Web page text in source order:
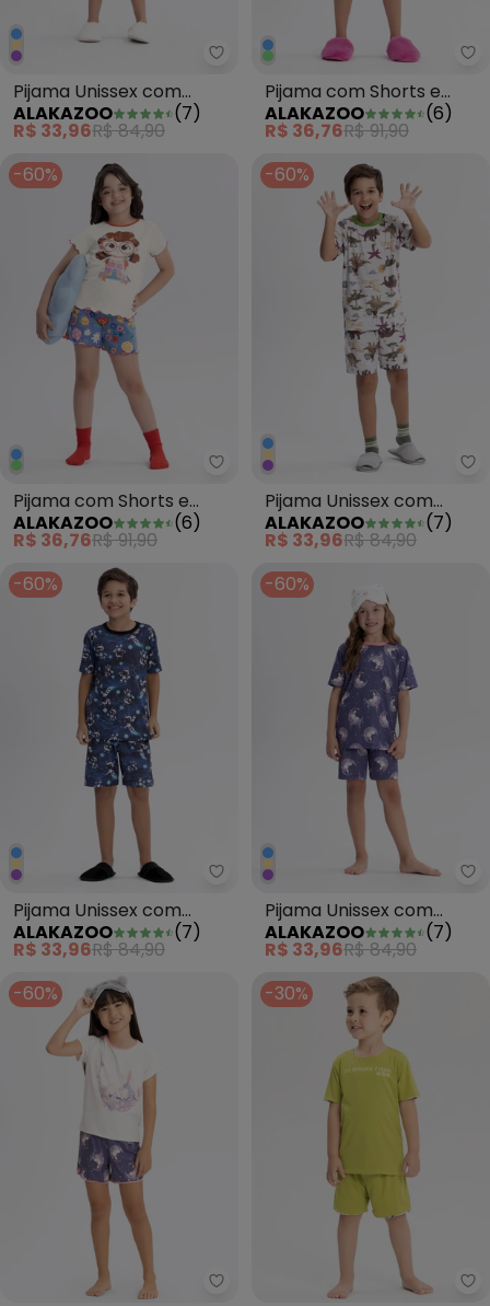
Alakazoo - Pijama Unissex
Pijama Unissex com
Bermuda e Camiseta
Bege
ALAKAZOO (7)
R$ 33,96R$ 84,90
Pijama com Shorts e
Blusa de Mangas Curtas
Verde
ALAKAZOO (6)
R$ 36,76R$ 91,90
-60%
Alakazoo - Pijama com Shorts
Pijama com Shorts e
Blusa de Mangas Curtas
Azul
ALAKAZOO (6)
R$ 36,76R$ 91,90
-60%
Pijama Unissex com
Bermuda e Camiseta
Bege
ALAKAZOO (7)
R$ 33,96R$ 84,90
-60%
Alakazoo - Pijama Unissex
Pijama Unissex com
Bermuda e Camiseta Azul
ALAKAZOO (7)
R$ 33,96R$ 84,90
-60%
Pijama Unissex com
Bermuda e Camiseta
Roxo
ALAKAZOO (7)
R$ 33,96R$ 84,90
-60%
Alakazoo - Pijama com Blusa
-30%